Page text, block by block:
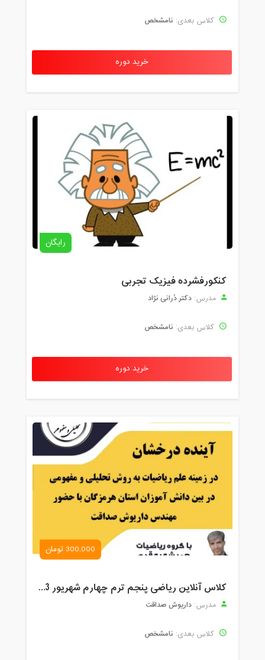
کلاس بعدی: نامشخص
خرید دوره
رایگان
کنکورفشرده فیزیک تجربی
مدرس: دکتر دُرانی نژاد
کلاس بعدی: نامشخص
خرید دوره
300,000 تومان
کلاس آنلاین ریاضی پنجم ترم چهارم شهریور 1403
مدرس: داریوش صداقت
کلاس بعدی: نامشخص